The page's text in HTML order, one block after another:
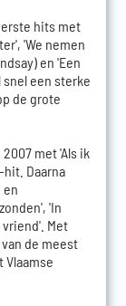
hits met
'We nemen
en 'Een
een sterke
de grote
met 'Als ik
Daarna
'In
vriend'. Met
de meest